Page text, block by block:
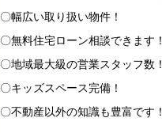
〇幅広い取り扱い物件！
〇無料住宅ローン相談できます！
〇地域最大級の営業スタッフ数！
〇キッズスペース完備！
〇不動産以外の知識も豊富です！